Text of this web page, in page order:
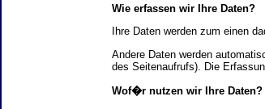
Wie erfassen wir Ihre Daten?
Ihre Daten werden zum einen
Andere Daten werden
des Seitenaufrufs). Die
Wof�r nutzen wir Ihre Daten?